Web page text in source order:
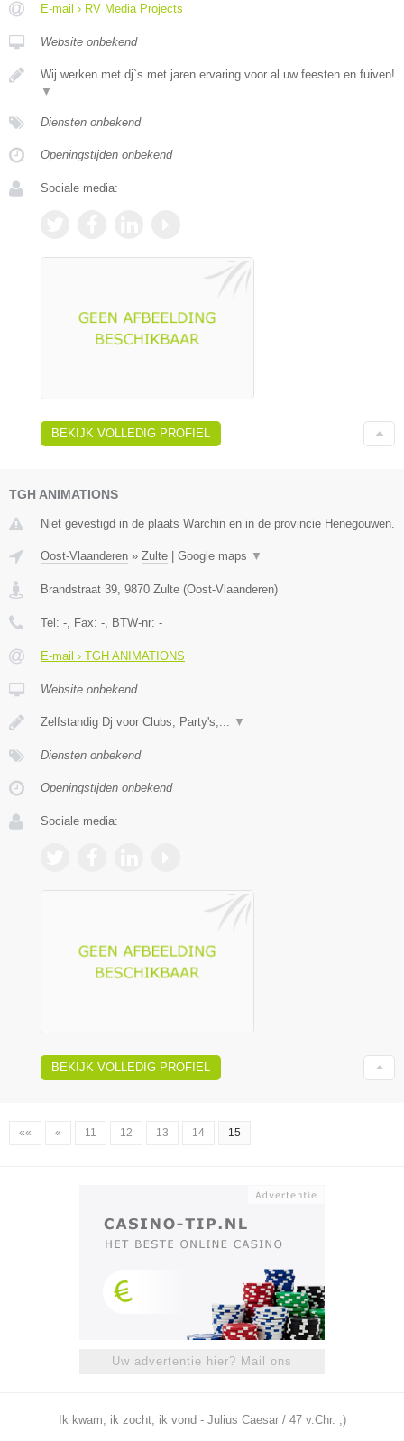
E-mail › RV Media Projects
Website onbekend
Wij werken met dj`s met jaren ervaring voor al uw feesten en fuiven!
▼
Diensten onbekend
Openingstijden onbekend
Sociale media:
BEKIJK VOLLEDIG PROFIEL
TGH ANIMATIONS
Niet gevestigd in de plaats Warchin en in de provincie Henegouwen.
Oost-Vlaanderen » Zulte Google maps ▼
Brandstraat 39, 9870 Zulte (Oost-Vlaanderen)
Tel: -, Fax: -, BTW-nr: -
E-mail › TGH ANIMATIONS
Website onbekend
Zelfstandig Dj voor Clubs, Party's,... ▼
Diensten onbekend
Openingstijden onbekend
Sociale media:
BEKIJK VOLLEDIG PROFIEL
«« « 11 12 13 14 15
Uw advertentie hier? Mail ons
Ik kwam, ik zocht, ik vond - Julius Caesar / 47 v.Chr. ;)